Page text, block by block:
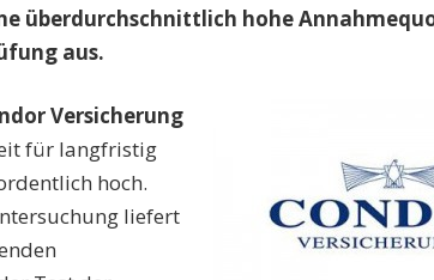
überdurchschnittlich hohe
aus.
Versicherung
für langfristig
hoch.
liefert